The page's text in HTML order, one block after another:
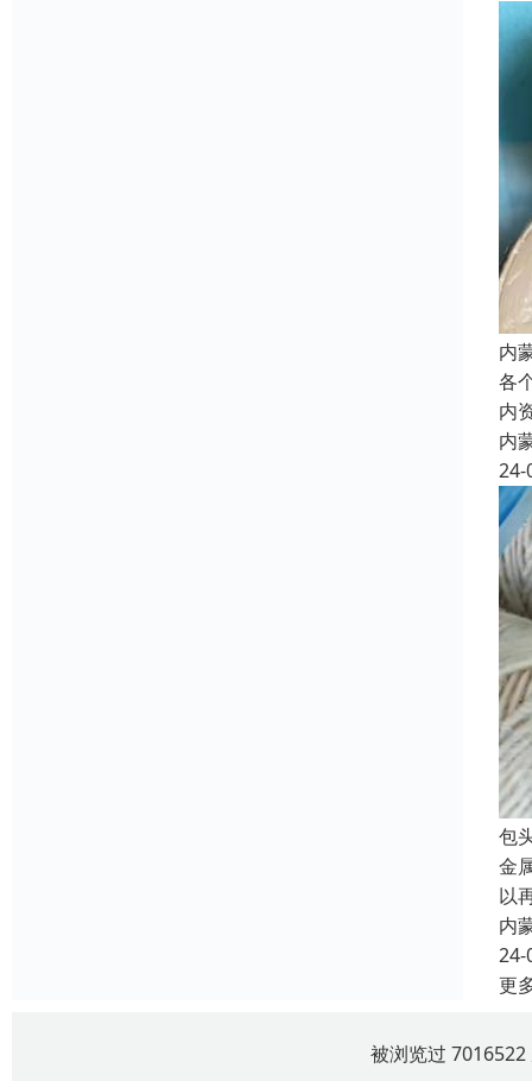
内
各
内
内
24-
包
金
以
内
24-
更
被浏览过